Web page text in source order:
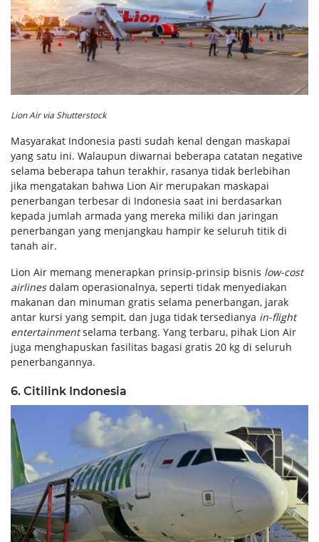
Lion Air via Shutterstock
Masyarakat Indonesia pasti sudah kenal dengan maskapai
yang satu ini. Walaupun diwarnai beberapa catatan negative
selama beberapa tahun terakhir, rasanya tidak berlebihan
jika mengatakan bahwa Lion Air merupakan maskapai
penerbangan terbesar di Indonesia saat ini berdasarkan
kepada jumlah armada yang mereka miliki dan jaringan
penerbangan yang menjangkau hampir ke seluruh titik di
tanah air.
Lion Air memang menerapkan prinsip-prinsip bisnis low-cost
airlinesdalam operasionalnya, seperti tidak menyediakan
makanan dan minuman gratis selama penerbangan, jarak
antar kursi yang sempit, dan juga tidak tersedianya in-flight
entertainmentselama terbang. Yang terbaru, pihak Lion Air
juga menghapuskan fasilitas bagasi gratis 20 kg di seluruh
penerbangannya.
6. Citilink Indonesia